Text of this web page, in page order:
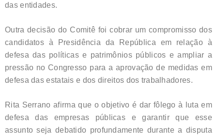
das entidades.
Outra decisão do Comitê foi cobrar um compromisso dos
candidatos à Presidência da República em relação à
defesa das políticas e patrimônios públicos e ampliar a
pressão no Congresso para a aprovação de medidas em
defesa das estatais e dos direitos dos trabalhadores.
Rita Serrano afirma que o objetivo é dar fôlego à luta em
defesa das empresas públicas e garantir que esse
assunto seja debatido profundamente durante a disputa